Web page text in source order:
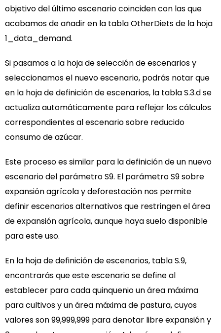
objetivo del último escenario coinciden con las que
acabamos de añadir en la tabla OtherDiets de la hoja
1_data_demand.
Si pasamos a la hoja de selección de escenarios y
seleccionamos el nuevo escenario, podrás notar que
en la hoja de definición de escenarios, la tabla S.3.d se
actualiza automáticamente para reflejar los cálculos
correspondientes al escenario sobre reducido
consumo de azúcar.
Este proceso es similar para la definición de un nuevo
escenario del parámetro S9. El parámetro S9 sobre
expansión agrícola y deforestación nos permite
definir escenarios alternativos que restringen el área
de expansión agrícola, aunque haya suelo disponible
para este uso.
En la hoja de definición de escenarios, tabla S.9,
encontrarás que este escenario se define al
establecer para cada quinquenio un área máxima
para cultivos y un área máxima de pastura, cuyos
valores son 99,999,999 para denotar libre expansión y